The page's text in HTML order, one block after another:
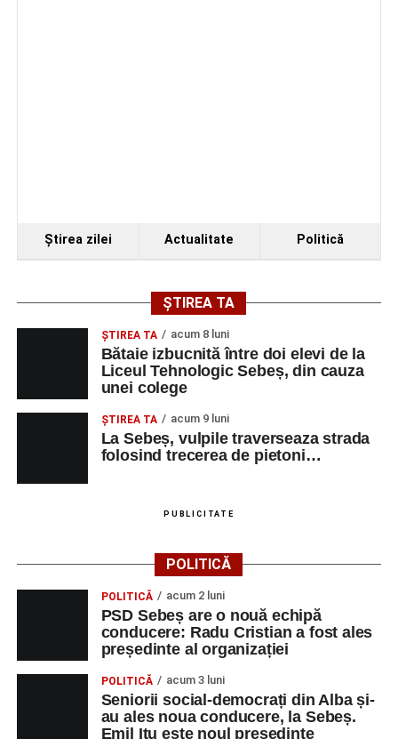
Ştirea zilei Actualitate Politică
ȘTIREA TA
ŞTIREA TA acum 8 luni
Bătaie izbucnită între doi elevi de la
Liceul Tehnologic Sebeș, din cauza
unei colege
ŞTIREA TA acum 9 luni
La Sebeș, vulpile traverseaza strada
folosind trecerea de pietoni…
PUBLICITATE
POLITICĂ
POLITICĂ acum 2 luni
PSD Sebeș are o nouă echipă
conducere: Radu Cristian a fost ales
președinte al organizației
POLITICĂ acum 3 luni
Seniorii social-democrați din Alba și-
au ales noua conducere, la Sebeș.
Emil Itu este noul președinte